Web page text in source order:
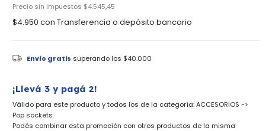
Precio sin impuestos $4.545,45
$4.950 con Transferencia o depósito bancario
Envío gratis superando los $40.000
¡Llevá 3 y pagá 2!
Válido para este producto y todos los de la categoría: ACCESORIOS ->
Pop sockets.
Podés combinar esta promoción con otros productos de la misma